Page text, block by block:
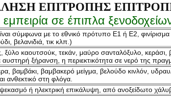
ΕΠΙΤΡΟΠΗΣ
σε έπιπλα
σύμφωνα με το εθνικό πρότυπο E1 ή E2,
βελανιδιά, τικ κλπ.)
καουτσούκ, τεκάν, μαύρο σανταλόξυλο, κεράσι,
ξήρανση, η περιεκτικότητα σε νερό της
βαμβάκι, βαμβακερό μείγμα, βελούδο κινλόν,
ανθεκτικό στη φλόγα.
ή ηλεκτρική επικάλυψη, από ανοξείδωτο